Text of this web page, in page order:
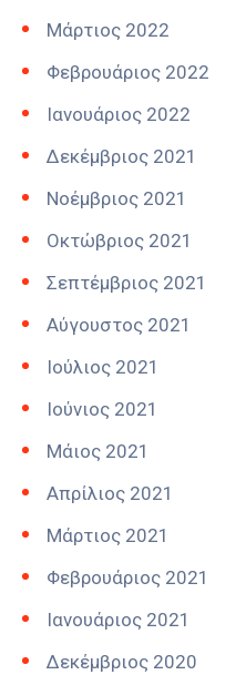
Μάρτιος 2022
Φεβρουάριος 2022
Ιανουάριος 2022
Δεκέμβριος 2021
Νοέμβριος 2021
Οκτώβριος 2021
Σεπτέμβριος 2021
Αύγουστος 2021
Ιούλιος 2021
Ιούνιος 2021
Μάιος 2021
Απρίλιος 2021
Μάρτιος 2021
Φεβρουάριος 2021
Ιανουάριος 2021
Δεκέμβριος 2020